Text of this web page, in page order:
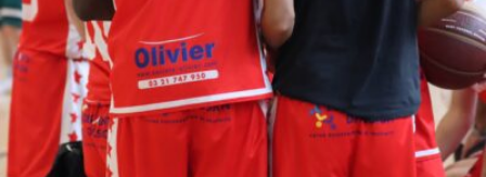
Le Men Loick